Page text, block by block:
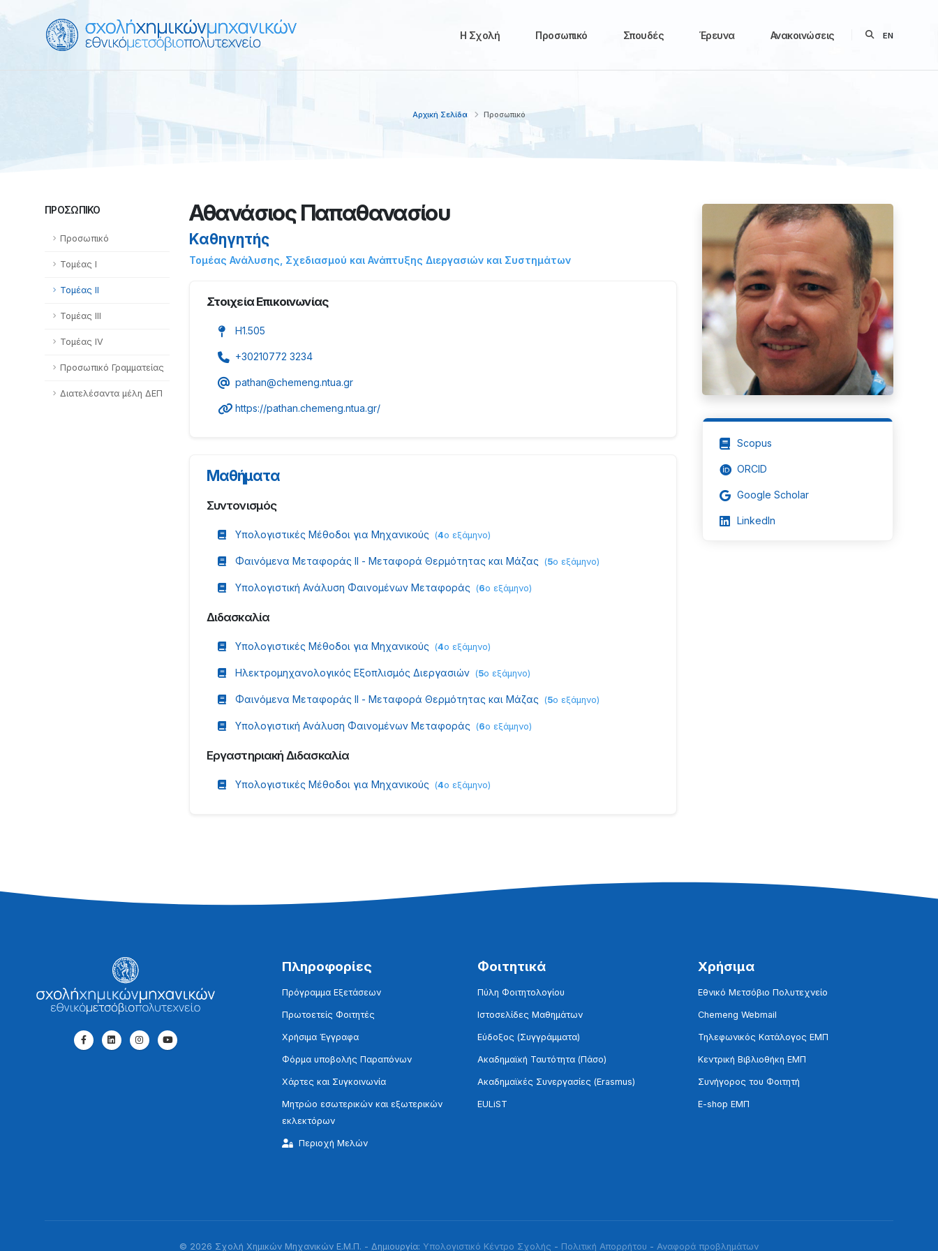
Η Σχολή Προσωπικό Σπουδές Έρευνα Ανακοινώσεις EN
Αρχική Σελίδα Προσωπικό
ΠΡΟΣΩΠΙΚΌ
Προσωπικό
Τομέας Ι
Τομέας ΙΙ
Τομέας ΙΙΙ
Τομέας ΙV
Προσωπικό Γραμματείας
Διατελέσαντα μέλη ΔΕΠ
Αθανάσιος Παπαθανασίου
Καθηγητής
Τομέας Ανάλυσης, Σχεδιασμού και Ανάπτυξης Διεργασιών και Συστημάτων
Στοιχεία Επικοινωνίας
Η1.505
+30210772 3234
pathan@chemeng.ntua.gr
https://pathan.chemeng.ntua.gr/
Μαθήματα
Συντονισμός
Υπολογιστικές Mέθοδοι για Mηχανικούς (4ο εξάμηνο)
Φαινόμενα Μεταφοράς II - Μεταφορά Θερμότητας και Μάζας (5ο εξάμηνο)
Υπολογιστική Ανάλυση Φαινομένων Μεταφοράς (6ο εξάμηνο)
Διδασκαλία
Υπολογιστικές Mέθοδοι για Mηχανικούς (4ο εξάμηνο)
Ηλεκτρομηχανολογικός Εξοπλισμός Διεργασιών (5ο εξάμηνο)
Φαινόμενα Μεταφοράς II - Μεταφορά Θερμότητας και Μάζας (5ο εξάμηνο)
Υπολογιστική Ανάλυση Φαινομένων Μεταφοράς (6ο εξάμηνο)
Εργαστηριακή Διδασκαλία
Υπολογιστικές Mέθοδοι για Mηχανικούς (4ο εξάμηνο)
Scopus
ORCID
Google Scholar
LinkedIn
Πληροφορίες
Πρόγραμμα Εξετάσεων
Πρωτοετείς Φοιτητές
Χρήσιμα Έγγραφα
Φόρμα υποβολής Παραπόνων
Χάρτες και Συγκοινωνία
Μητρώο εσωτερικών και εξωτερικών
εκλεκτόρων
Περιοχή Μελών
Φοιτητικά
Πύλη Φοιτητολογίου
Ιστοσελίδες Μαθημάτων
Εύδοξος (Συγγράμματα)
Ακαδημαϊκή Ταυτότητα (Πάσο)
Ακαδημαϊκές Συνεργασίες (Erasmus)
EULiST
Χρήσιμα
Εθνικό Μετσόβιο Πολυτεχνείο
Chemeng Webmail
Τηλεφωνικός Κατάλογος ΕΜΠ
Κεντρική Βιβλιοθήκη ΕΜΠ
Συνήγορος του Φοιτητή
E-shop ΕΜΠ
© 2026 Σχολή Χημικών Μηχανικών Ε.Μ.Π. - Δημιουργία: Υπολογιστικό Κέντρο Σχολής - Πολιτική Απορρήτου - Αναφορά προβλημάτων